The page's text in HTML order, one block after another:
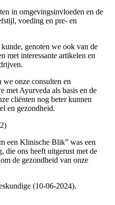
in omgevingsinvloeden en de
voeding en pre- en
genoten we ook van de
met interessante artikelen en
onze consulten en
met Ayurveda als basis en de
cliënten nog beter kunnen
en gezondheid.
een Klinische Blik” was een
die ons heeft uitgerust met de
de gezondheid van onze
(10-06-2024).